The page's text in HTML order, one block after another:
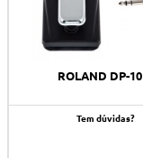
ROLAND DP-10
Tem dúvidas?